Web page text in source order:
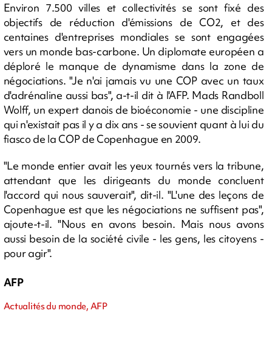
Environ 7.500 villes et collectivités se sont fixé des
objectifs de réduction d'émissions de CO2, et des
centaines d'entreprises mondiales se sont engagées
vers un monde bas-carbone. Un diplomate européen a
déploré le manque de dynamisme dans la zone de
négociations. "Je n'ai jamais vu une COP avec un taux
d'adrénaline aussi bas", a-t-il dit à l'AFP. Mads Randboll
Wolff, un expert danois de bioéconomie - une discipline
qui n'existait pas il y a dix ans - se souvient quant à lui du
fiasco de la COP de Copenhague en 2009.
"Le monde entier avait les yeux tournés vers la tribune,
attendant que les dirigeants du monde concluent
l'accord qui nous sauverait", dit-il. "L'une des leçons de
Copenhague est que les négociations ne suffisent pas",
ajoute-t-il. "Nous en avons besoin. Mais nous avons
aussi besoin de la société civile - les gens, les citoyens -
pour agir".
AFP
Actualités du monde, AFP